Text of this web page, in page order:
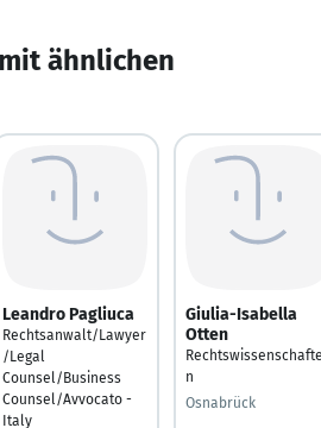
ähnlichen
Leandro Pagliuca
Rechtsanwalt/Lawyer
/Legal
Counsel/Business
Counsel/Avvocato -
Italy
Giulia-Isabella
Otten
n
Osnabrück